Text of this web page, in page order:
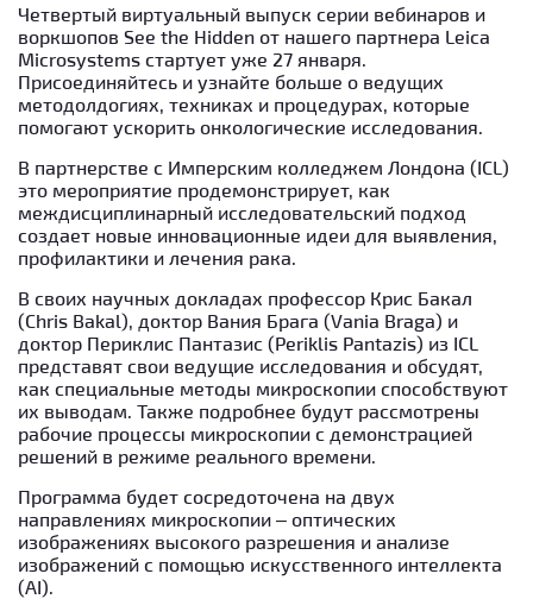
Четвертый виртуальный выпуск серии вебинаров и
воркшопов See the Hidden от нашего партнера Leica
Microsystems стартует уже 27 января.
Присоединяйтесь и узнайте больше о ведущих
методолдогиях, техниках и процедурах, которые
помогают ускорить онкологические исследования.
В партнерстве с Имперским колледжем Лондона (ICL)
это мероприятие продемонстрирует, как
междисциплинарный исследовательский подход
создает новые инновационные идеи для выявления,
профилактики и лечения рака.
В своих научных докладах профессор Крис Бакал
(Chris Bakal), доктор Вания Брага (Vania Braga) и
доктор Периклис Пантазис (Periklis Pantazis) из ICL
представят свои ведущие исследования и обсудят,
как специальные методы микроскопии способствуют
их выводам. Также подробнее будут рассмотрены
рабочие процессы микроскопии с демонстрацией
решений в режиме реального времени.
Программа будет сосредоточена на двух
направлениях микроскопии – оптических
изображениях высокого разрешения и анализе
изображений с помощью искусственного интеллекта
(AI).